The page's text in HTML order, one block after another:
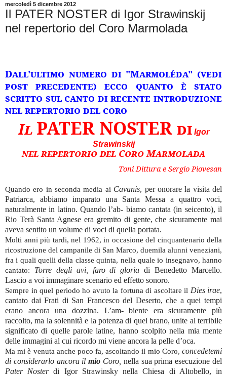
mercoledì 5 dicembre 2012
Il PATER NOSTER di Igor Strawinskij
nel repertorio del Coro Marmolada
Dall'ultimo numero di "Marmoléda" (vedi
post precedente) ecco quanto è stato
scritto sul canto di recente introduzione
nel repertorio del coro
Il PATER NOSTER diIgor
Strawinskij
nel repertorio del Coro Marmolada
Toni Dittura e Sergio Piovesan
Quando ero in seconda media ai Cavanis, per onorare la visita del
Patriarca, abbiamo imparato una Santa Messa a quattro voci,
naturalmente in latino. Quando l’ab- biamo cantata (in seicento), il
Rio Terà Santa Agnese era gremito di gente, che sicuramente mai
aveva sentito un volume di voci di quella portata.
Molti anni più tardi, nel 1962, in occasione del cinquantenario della
ricostruzione del campanile di San Marco, duemila alunni veneziani,
fra i quali quelli della classe quinta, nella quale io insegnavo, hanno
cantato: Torre degli avi, faro di gloria di Benedetto Marcello.
Lascio a voi immaginare scenario ed effetto sonoro.
Sempre in quel periodo ho avuto la fortuna di ascoltare il Dies irae,
cantato dai Frati di San Francesco del Deserto, che a quei tempi
erano ancora una dozzina. L’am- biente era sicuramente più
raccolto, ma la solennità e la potenza di quel brano, unite al terribile
significato di quelle parole latine, hanno scolpito nella mia mente
delle immagini al cui ricordo mi viene ancora la pelle d’oca.
Ma mi è venuta anche poco fa, ascoltando il mio Coro, concedetemi
di considerarlo ancora ilmio Coro, nella sua prima esecuzione del
Pater Nosterdi Igor Strawinsky nella Chiesa di Altobello, in